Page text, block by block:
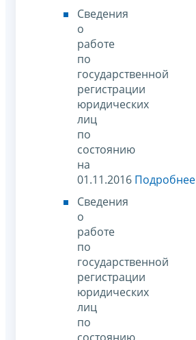
Сведения
о
работе
по
государственной
регистрации
юридических
лиц
по
состоянию
на
01.11.2016 Подробнее
Сведения
о
работе
по
государственной
регистрации
юридических
лиц
по